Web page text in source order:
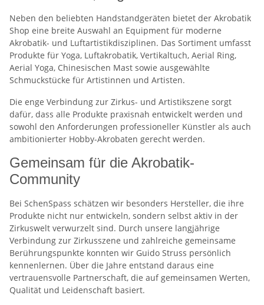
Neben den beliebten Handstandgeräten bietet der Akrobatik
Shop eine breite Auswahl an Equipment für moderne
Akrobatik- und Luftartistikdisziplinen. Das Sortiment umfasst
Produkte für Yoga, Luftakrobatik, Vertikaltuch, Aerial Ring,
Aerial Yoga, Chinesischen Mast sowie ausgewählte
Schmuckstücke für Artistinnen und Artisten.
Die enge Verbindung zur Zirkus- und Artistikszene sorgt
dafür, dass alle Produkte praxisnah entwickelt werden und
sowohl den Anforderungen professioneller Künstler als auch
ambitionierter Hobby-Akrobaten gerecht werden.
Gemeinsam für die Akrobatik-
Community
Bei SchenSpass schätzen wir besonders Hersteller, die ihre
Produkte nicht nur entwickeln, sondern selbst aktiv in der
Zirkuswelt verwurzelt sind. Durch unsere langjährige
Verbindung zur Zirkusszene und zahlreiche gemeinsame
Berührungspunkte konnten wir Guido Struss persönlich
kennenlernen. Über die Jahre entstand daraus eine
vertrauensvolle Partnerschaft, die auf gemeinsamen Werten,
Qualität und Leidenschaft basiert.